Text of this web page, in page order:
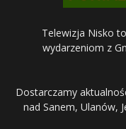
Telewizja Nisko
wydarzeniom z
Dostarczamy
nad Sanem, Ulanów,